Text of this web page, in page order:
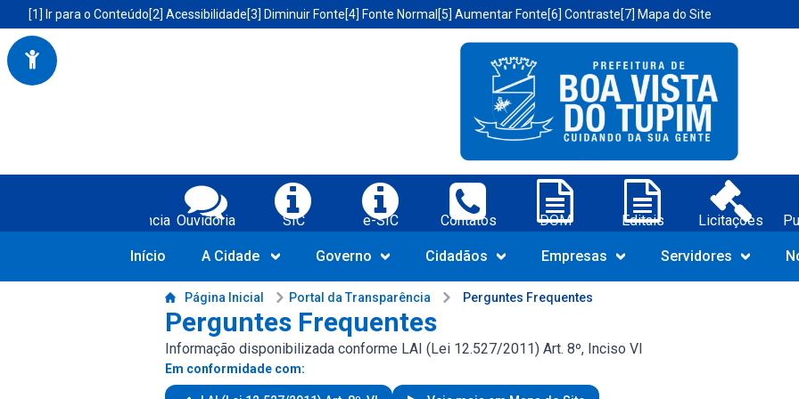
Portal da Prefeitura Municipal de Boa Vista do Tupim-BA
Acessibilidade da Prefeitura de Boa Vista do Tupim-BA
[1] Ir para o Conteúdo[2] Acessibilidade[3] Diminuir Fonte[4] Fonte Normal [5] Aumentar Fonte[6] Contraste[7] Mapa do Site
Serviços da Prefeitura Municipal de Boa Vista do Tupim-BA;
Transparência Ouvidoria SIC e-SIC Contatos DOM Editais Licitações
Navegue pelo portal da
Início A Cidade Governo Cidadãos Empresas Servidores
Conteúdo da Prefeitura de Boa Vista do Tupim-BA
Página Inicial Portal da Transparência Perguntes Frequentes
Perguntes Frequentes
Informação disponibilizada conforme LAI (Lei 12.527/2011) Art. 8º, Inciso VI
Em conformidade com: